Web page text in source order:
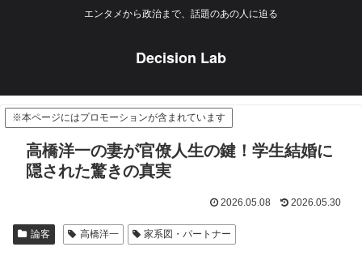
エンタメから政治まで、話題のあの人に迫る
Decision Lab
※本ページにはプロモーションが含まれています
高橋洋一の妻が官僚人生の鍵！学生結婚に
隠された驚きの真実
2026.05.08 2026.05.30
論客 高橋洋一 家系図・パートナー